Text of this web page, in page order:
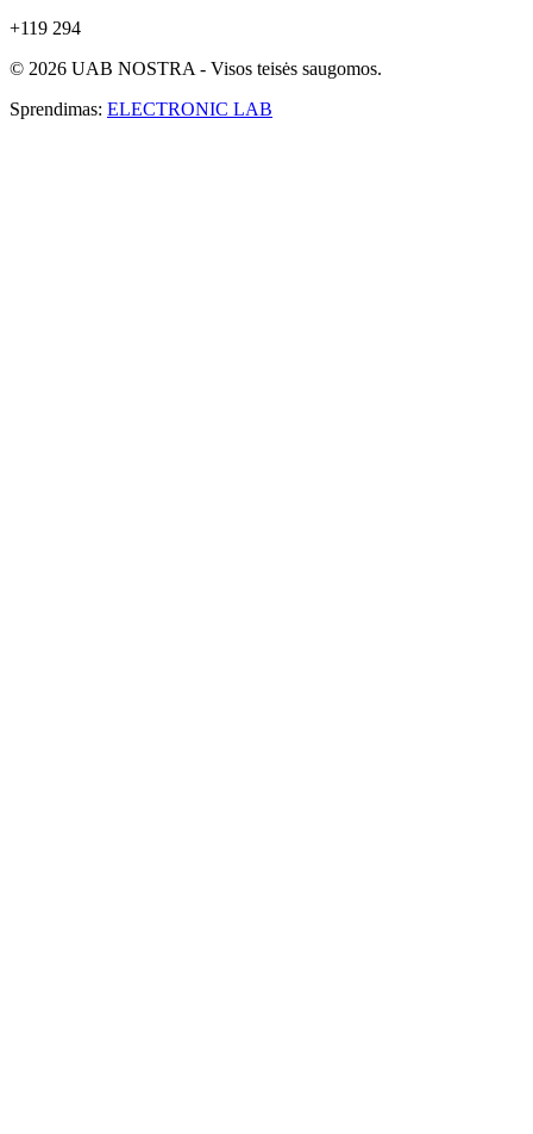
+119 294
© 2026 UAB NOSTRA - Visos teisės saugomos.
Sprendimas: ELECTRONIC LAB